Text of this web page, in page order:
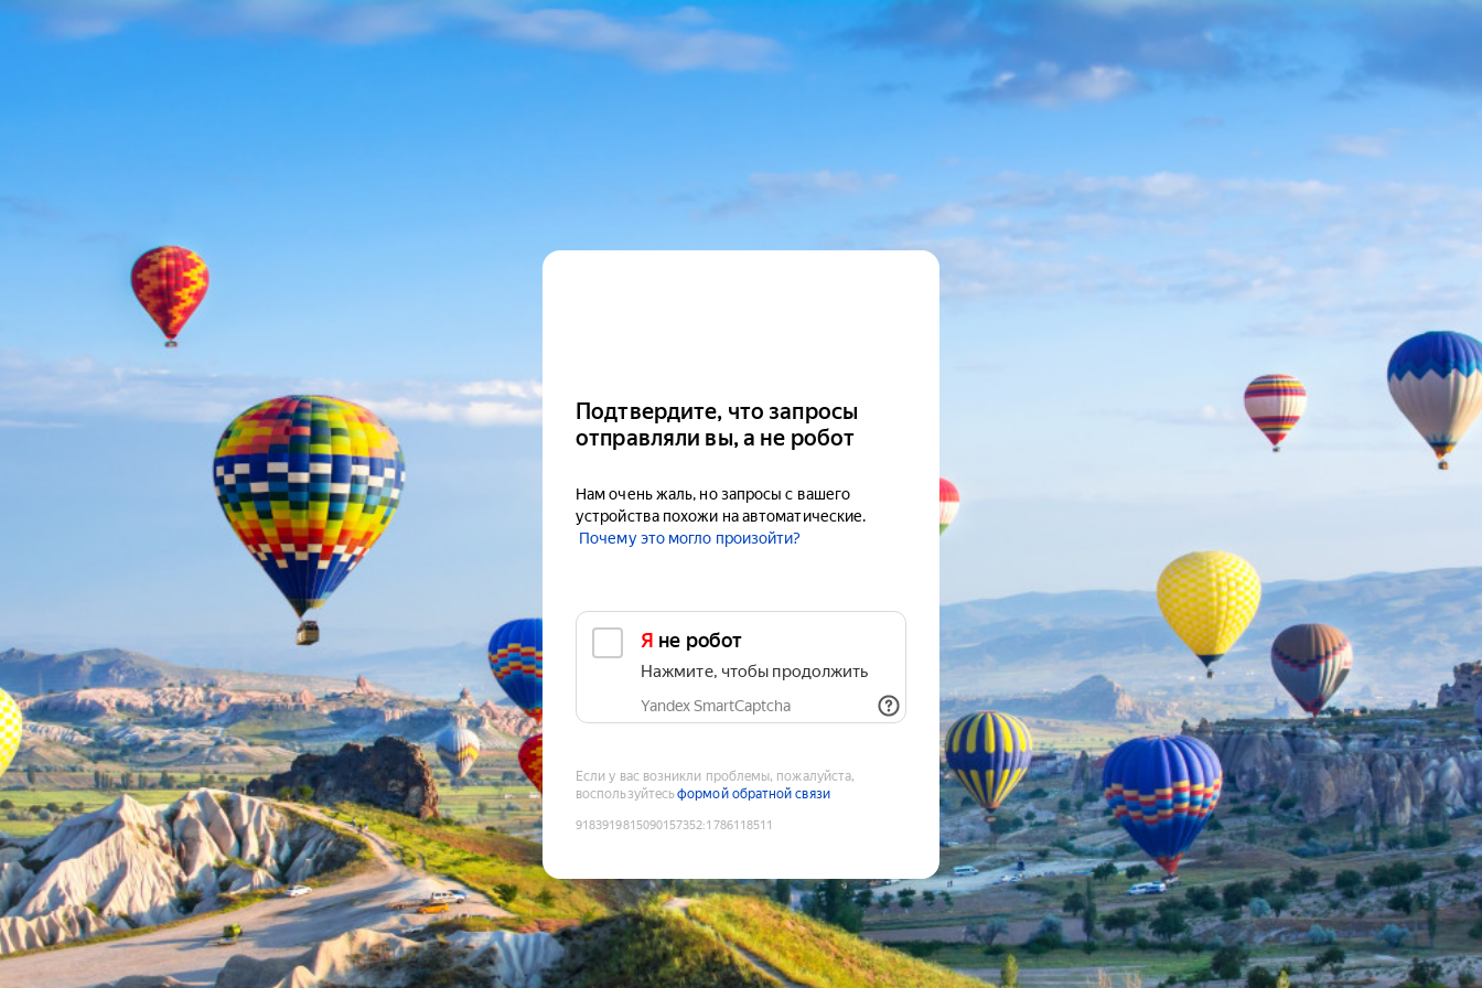
Подтвердите, что запросы
отправляли вы, а не робот
Нам очень жаль, но запросы с вашего
устройства похожи на автоматические.
Почему это могло произойти?
Я не робот
Нажмите, чтобы продолжить
Yandex SmartCaptcha
Если у вас возникли проблемы, пожалуйста,
воспользуйтесьформой обратной связи
9183919815090157352:1786118511